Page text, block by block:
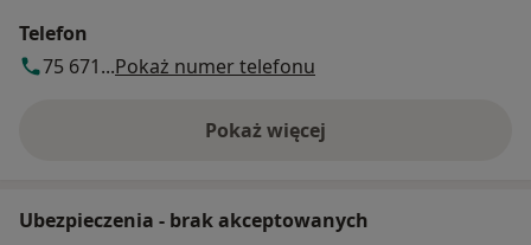
Telefon
75 671...Pokaż numer telefonu
Pokaż więcej
o adresie
Ubezpieczenia - brak akceptowanych